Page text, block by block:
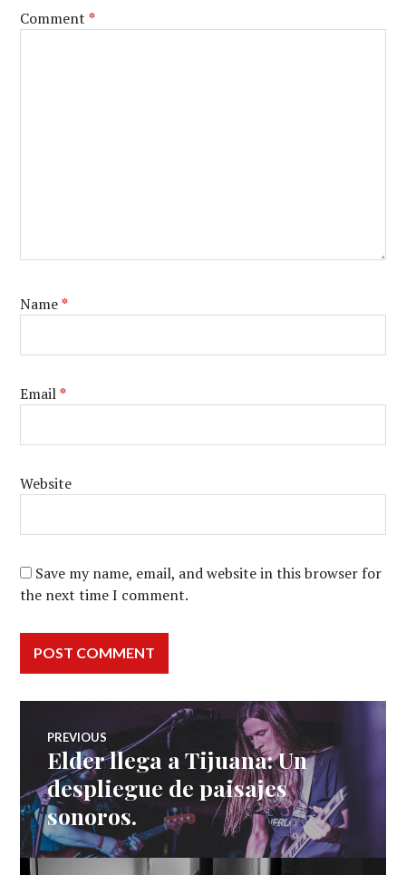
Comment*
Name*
Email*
Website
Save my name, email, and website in this browser for
the next time I comment.
Post
navigation
PREVIOUS
Previous
post:
Elder llega a Tijuana: Un
despliegue de paisajes
sonoros.